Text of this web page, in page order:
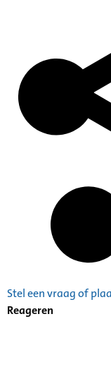
Stel een vraag of
Reageren